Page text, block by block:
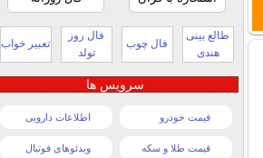
طالع بینی
هندی
فال چوب
فال روز
تولد
تعبیر خواب
سرویس ها
قیمت خودرو اطلاعات دارویی
قیمت طلا و سکه ویدئوهای فوتبال